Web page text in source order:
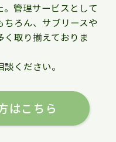
管理サービスとして
ろん、サブリースや
く取り揃えておりま
ください。
はこちら